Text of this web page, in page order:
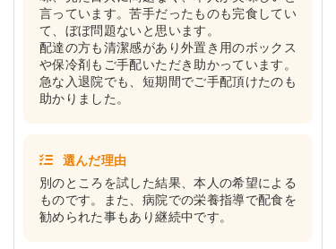
言っています。苦手だったものも完食してい
て、ぼぼ問題ないと思います。
配達の方も清潔感があり外置き用のボックス
や保冷剤もご手配いただき助かっています。
急な入退院でも、短期間でご手配頂けたのも
助かりました。
選んだ理由
別のところを試した結果、本人の希望による
ものです。また、病院での栄養指導で配食を
勧められた事もあり継続中です。